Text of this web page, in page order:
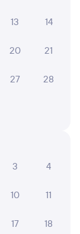
13 14
20 21
27 28
3 4
10 11
17 18